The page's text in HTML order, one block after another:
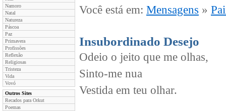
Namoro
Natal
Natureza
Páscoa
Paz
Primavera
Profissões
Reflexão
Religiosas
Tristeza
Vida
Vovó
Outros Sites
Recados para Orkut
Poemas
Você está em: Mensagens »
Insubordinado Desejo
Odeio o jeito que me olhas,
Sinto-me nua
Vestida em teu olhar.